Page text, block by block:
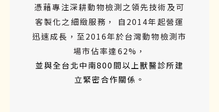
憑藉專注深耕動物檢測之領先技術及可
客製化之細緻服務， 自2014年起營運
迅速成長，至2016年於台灣動物檢測市
場市佔率達62%，
並與全台北中南800間以上獸醫診所建
立緊密合作關係。